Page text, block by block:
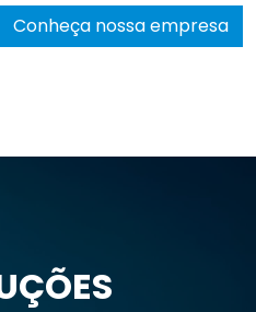
Conheça nossa empresa